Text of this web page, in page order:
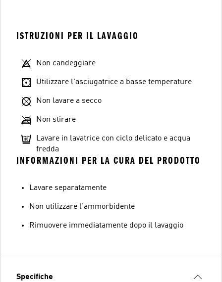
ISTRUZIONI PER IL LAVAGGIO
Non candeggiare
Utilizzare l'asciugatrice a basse temperature
Non lavare a secco
Non stirare
Lavare in lavatrice con ciclo delicato e acqua
fredda
INFORMAZIONI PER LA CURA DEL PRODOTTO
Lavare separatamente
Non utilizzare l'ammorbidente
Rimuovere immediatamente dopo il lavaggio
Specifiche